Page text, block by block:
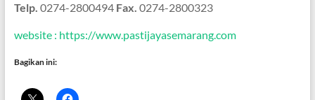
Telp. 0274-2800494 Fax. 0274-2800323
website : https://www.pastijayasemarang.com
Bagikan ini: